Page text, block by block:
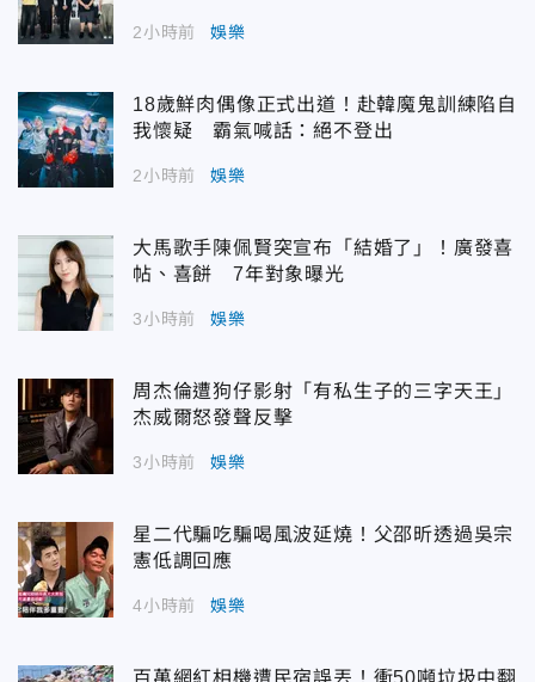
2小時前 娛樂
18歲鮮肉偶像正式出道！赴韓魔鬼訓練陷自
我懷疑 霸氣喊話：絕不登出
2小時前 娛樂
大馬歌手陳佩賢突宣布「結婚了」！廣發喜
帖、喜餅 7年對象曝光
3小時前 娛樂
周杰倫遭狗仔影射「有私生子的三字天王」
杰威爾怒發聲反擊
3小時前 娛樂
星二代騙吃騙喝風波延燒！父邵昕透過吳宗
憲低調回應
4小時前 娛樂